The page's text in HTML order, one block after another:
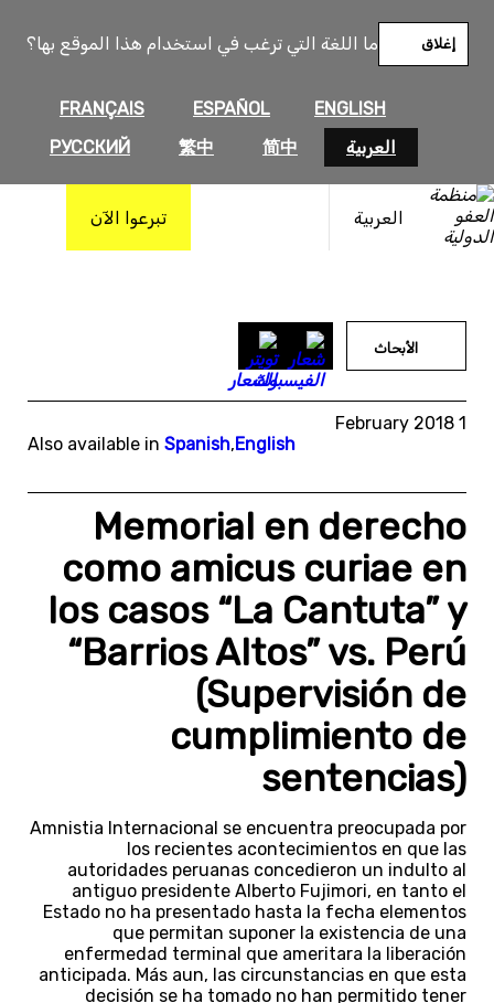
ما اللغة التي ترغب في استخدام هذا الموقع بها؟
ENGLISH
ESPAÑOL
FRANÇAIS
العربية
简中
繁中
РУССКИЙ
إغلاق
العربية تبرعوا الآن
المحتوى
الأبحاث
1 February 2018
Also available in Spanish,English
Memorial en derecho
como amicus curiae en
los casos “La Cantuta” y
“Barrios Altos” vs. Perú
(Supervisión de
cumplimiento de
sentencias)
Amnistia Internacional se encuentra preocupada por
los recientes acontecimientos en que las
autoridades peruanas concedieron un indulto al
antiguo presidente Alberto Fujimori, en tanto el
Estado no ha presentado hasta la fecha elementos
que permitan suponer la existencia de una
enfermedad terminal que ameritara la liberación
anticipada. Más aun, las circunstancias en que esta
decisión se ha tomado no han permitido tener